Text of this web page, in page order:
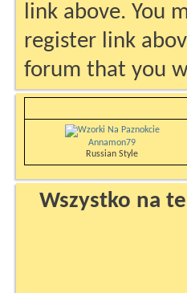
link above. You
register link
forum that you
Annamon79
Russian Style
Wszystko na